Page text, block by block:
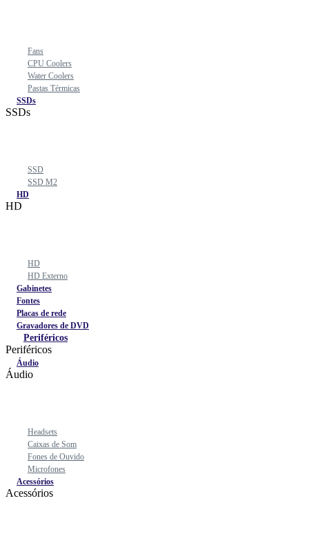
Fans
CPU Coolers
Water Coolers
Pastas Térmicas
SSDs
SSDs
SSD
SSD M2
HD
HD
HD
HD Externo
Gabinetes
Fontes
Placas de rede
Gravadores de DVD
Periféricos
Periféricos
Áudio
Áudio
Headsets
Caixas de Som
Fones de Ouvido
Microfones
Acessórios
Acessórios